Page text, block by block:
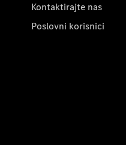
Kontaktirajte nas
Poslovni korisnici